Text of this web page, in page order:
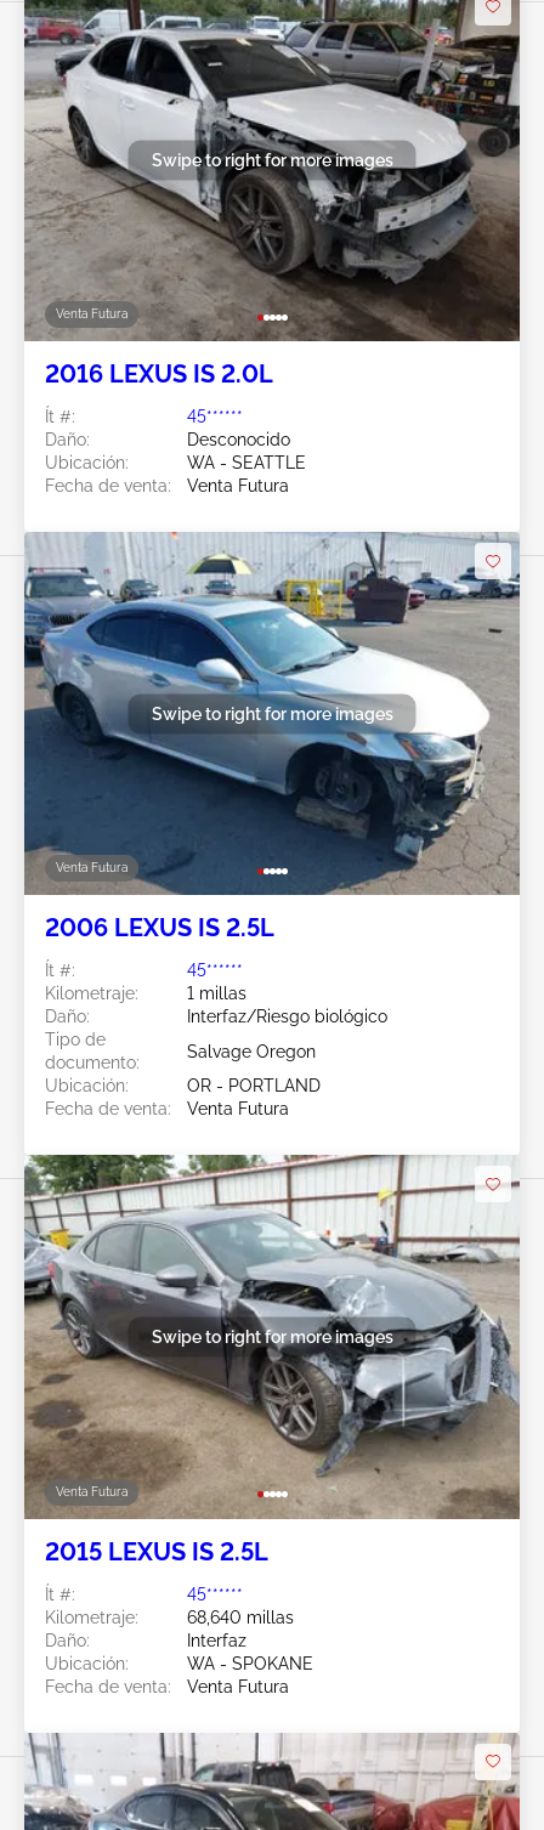
Venta Futura
Swipe to right for more images
2016 LEXUS IS 2.0L
Ít #:
45******
Daño:
Desconocido
Ubicación:
WA - SEATTLE
Fecha de venta:
Venta Futura
Venta Futura
Swipe to right for more images
2006 LEXUS IS 2.5L
Ít #:
45******
Kilometraje:
1 millas
Daño:
Interfaz/Riesgo biológico
Tipo de
documento:
Salvage Oregon
Ubicación:
OR - PORTLAND
Fecha de venta:
Venta Futura
Venta Futura
Swipe to right for more images
2015 LEXUS IS 2.5L
Ít #:
45******
Kilometraje:
68,640 millas
Daño:
Interfaz
Ubicación:
WA - SPOKANE
Fecha de venta:
Venta Futura